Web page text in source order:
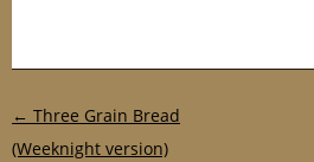
Post navigation
← Three Grain Bread
(Weeknight version)